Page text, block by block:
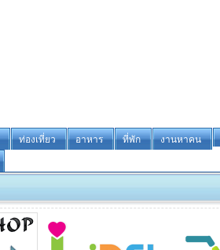
ท่องเที่ยว อาหาร ที่พัก งานหาคน